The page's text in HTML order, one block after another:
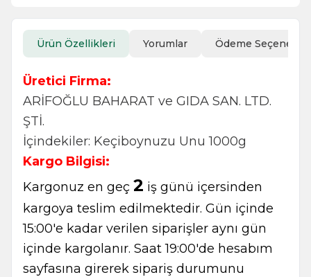
Ürün Özellikleri Yorumlar Ödeme
Üretici Firma:
ARİFOĞLU BAHARAT ve GIDA SAN. LTD.
ŞTİ.
İçindekiler: Keçiboynuzu Unu 1000g
Kargo Bilgisi:
Kargonuz en geç 2 iş günü içersinden
kargoya teslim edilmektedir. Gün içinde
15:00'e kadar verilen siparişler aynı gün
içinde kargolanır. Saat 19:00'de hesabım
sayfasına girerek sipariş durumunu